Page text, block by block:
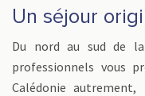
Un séjour
Du nord au sud de
professionnels vous
Calédonie